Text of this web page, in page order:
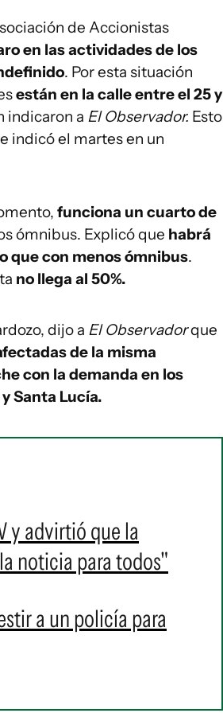
de Accionistas
en las actividades de los
. Por esta situación
están en la calle entre el 25 y
indicaron a El Observador. Esto
indicó el martes en un
funciona un cuarto de
ómnibus. Explicó que habrá
que con menos ómnibus.
no llega al 50%.
dijo a El Observadorque
de la misma
con la demanda en los
Santa Lucía.
y advirtió que la
noticia para todos"
a un policía para